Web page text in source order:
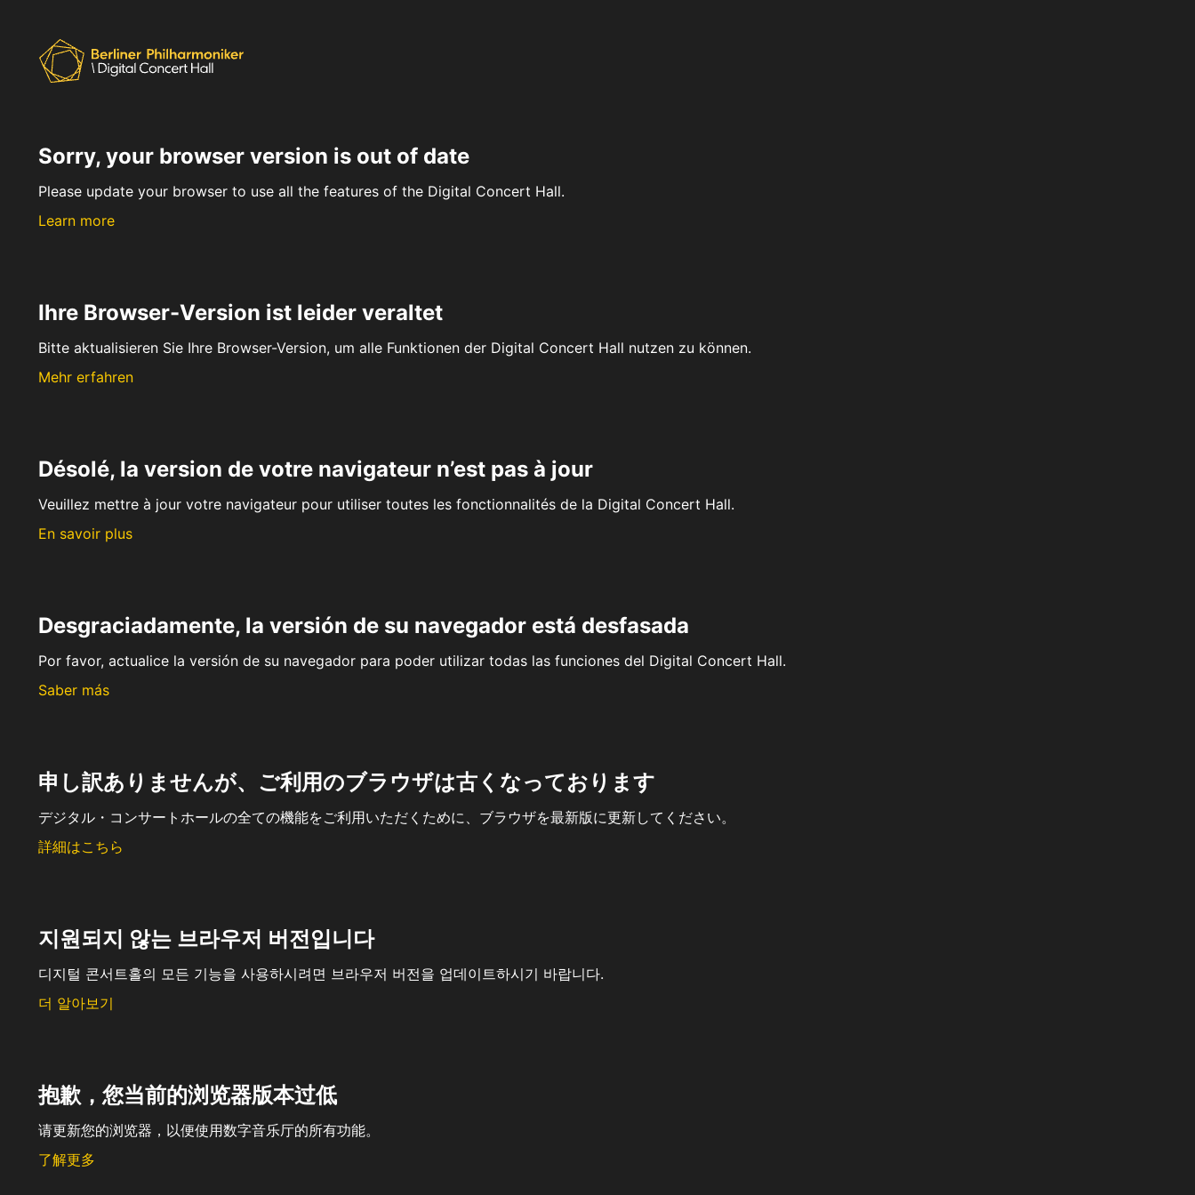
Sorry, your browser version is out of date
Please update your browser to use all the features of the Digital Concert Hall.
Learn more
Ihre Browser-Version ist leider veraltet
Bitte aktualisieren Sie Ihre Browser-Version, um alle Funktionen der Digital Concert Hall nutzen zu können.
Mehr erfahren
Désolé, la version de votre navigateur n’est pas à jour
Veuillez mettre à jour votre navigateur pour utiliser toutes les fonctionnalités de la Digital Concert Hall.
En savoir plus
Desgraciadamente, la versión de su navegador está desfasada
Por favor, actualice la versión de su navegador para poder utilizar todas las funciones del Digital Concert Hall.
Saber más
申し訳ありませんが、ご利用のブラウザは古くなっております
デジタル・コンサートホールの全ての機能をご利用いただくために、ブラウザを最新版に更新してください。
詳細はこちら
지원되지 않는 브라우저 버전입니다
디지털 콘서트홀의 모든 기능을 사용하시려면 브라우저 버전을 업데이트하시기 바랍니다.
더 알아보기
抱歉，您当前的浏览器版本过低
请更新您的浏览器，以便使用数字音乐厅的所有功能。
了解更多